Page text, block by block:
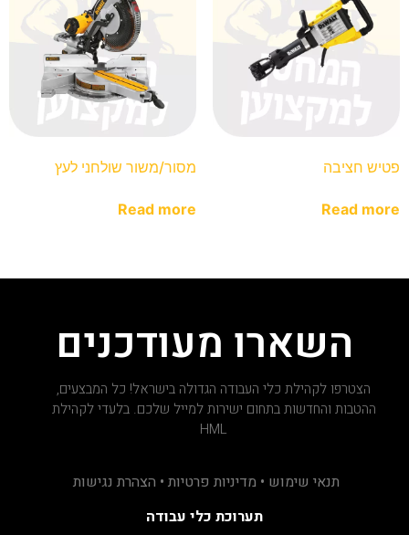
פטיש חציבה
Read more
מסור/משור שולחני לעץ
Read more
השארו מעודכנים
הצטרפו לקהילת כלי העבודה הגדולה בישראל! כל המבצעים,
ההטבות והחדשות בתחום ישירות למייל שלכם. בלעדי לקהילת
HML
תנאי שימוש • מדיניות פרטיות • הצהרת נגישות
תערוכת כלי עבודה